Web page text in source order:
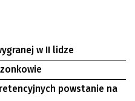
w II lidze
powstanie na